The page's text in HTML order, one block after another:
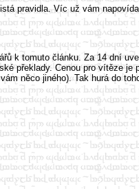
pravidla. Víc už vám
k tomuto článku. Za 14 dní
překlady. Cenou pro vítěze je
něco jiného). Tak hurá do